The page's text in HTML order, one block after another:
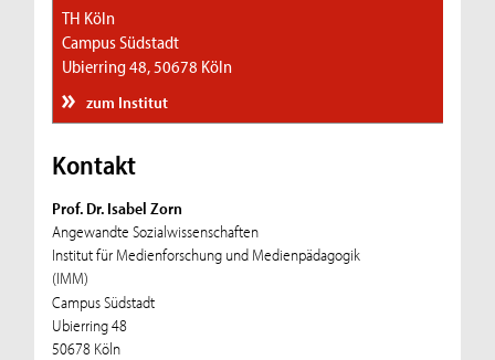
TH Köln
Campus Südstadt
Ubierring 48, 50678 Köln
zum Institut
Kontakt
Prof. Dr. Isabel Zorn
Angewandte Sozialwissenschaften
Institut für Medienforschung und Medienpädagogik
(IMM)
Campus Südstadt
Ubierring 48
50678 Köln